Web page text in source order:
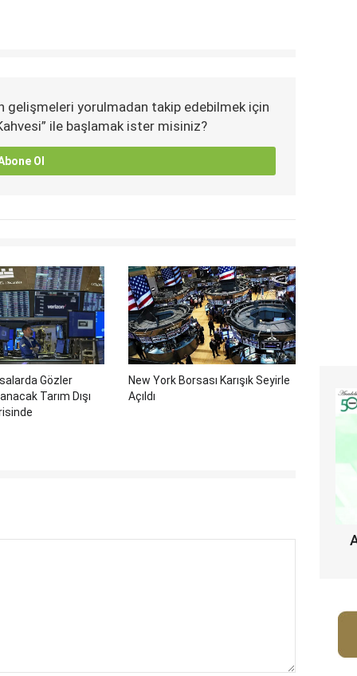
gelişmeleri yorulmadan takip edebilmek için
ile başlamak ister misiniz?
Ol
Gözler
Tarım Dışı
New York Borsası Karışık Seyirle
Açıldı